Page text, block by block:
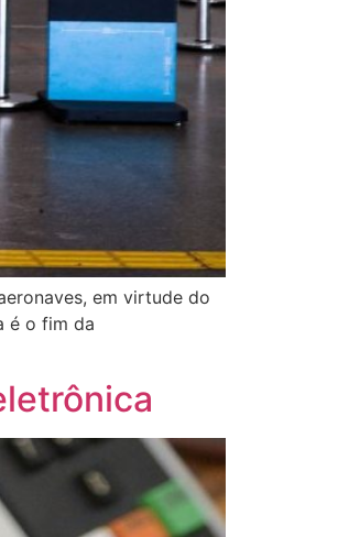
em virtude do
é o fim da